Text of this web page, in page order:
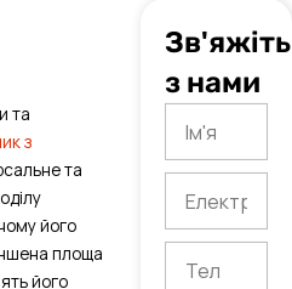
8
та
з
та
його
площа
його
з нами
пошта